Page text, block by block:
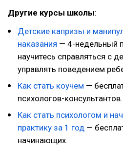
Другие курсы школы:
Детские капризы и
наказания — 4-недельный
научитесь справляться с
управлять поведением
Как стать коучем —
психологов-консультантов.
Как стать психологом и
практику за 1 год —
начинающих.